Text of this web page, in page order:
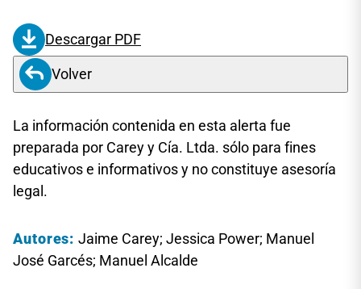
Descargar PDF
Volver
La información contenida en esta alerta fue
preparada por Carey y Cía. Ltda. sólo para fines
educativos e informativos y no constituye asesoría
legal.
Autores:Jaime Carey; Jessica Power; Manuel
José Garcés; Manuel Alcalde